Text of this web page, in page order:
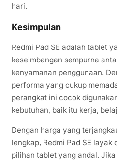
hari.
Kesimpulan
Redmi Pad SE adalah tablet
keseimbangan sempurna
kenyamanan penggunaan.
performa yang cukup
perangkat ini cocok
kebutuhan, baik itu kerja,
Dengan harga yang
lengkap, Redmi Pad SE
pilihan tablet yang andal.